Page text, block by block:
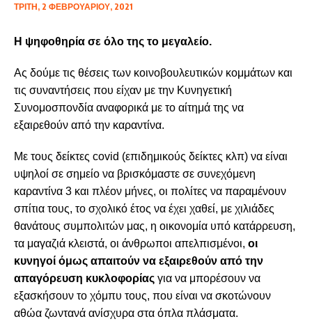
ΤΡΊΤΗ, 2 ΦΕΒΡΟΥΑΡΊΟΥ, 2021
Η ψηφοθηρία σε όλο της το μεγαλείο.
Ας δούμε τις θέσεις των κοινοβουλευτικών κομμάτων και
τις συναντήσεις που είχαν με την Κυνηγετική
Συνομοσπονδία αναφορικά με το αίτημά της να
εξαιρεθούν από την καραντίνα.
Με τους δείκτες covid (επιδημικούς δείκτες κλπ) να είναι
υψηλοί σε σημείο να βρισκόμαστε σε συνεχόμενη
καραντίνα 3 και πλέον μήνες, οι πολίτες να παραμένουν
σπίτια τους, το σχολικό έτος να έχει χαθεί, με χιλιάδες
θανάτους συμπολιτών μας, η οικονομία υπό κατάρρευση,
τα μαγαζιά κλειστά, οι άνθρωποι απελπισμένοι, οι
κυνηγοί όμως απαιτούν να εξαιρεθούν από την
απαγόρευση κυκλοφορίας για να μπορέσουν να
εξασκήσουν το χόμπυ τους, που είναι να σκοτώνουν
αθώα ζωντανά ανίσχυρα στα όπλα πλάσματα.